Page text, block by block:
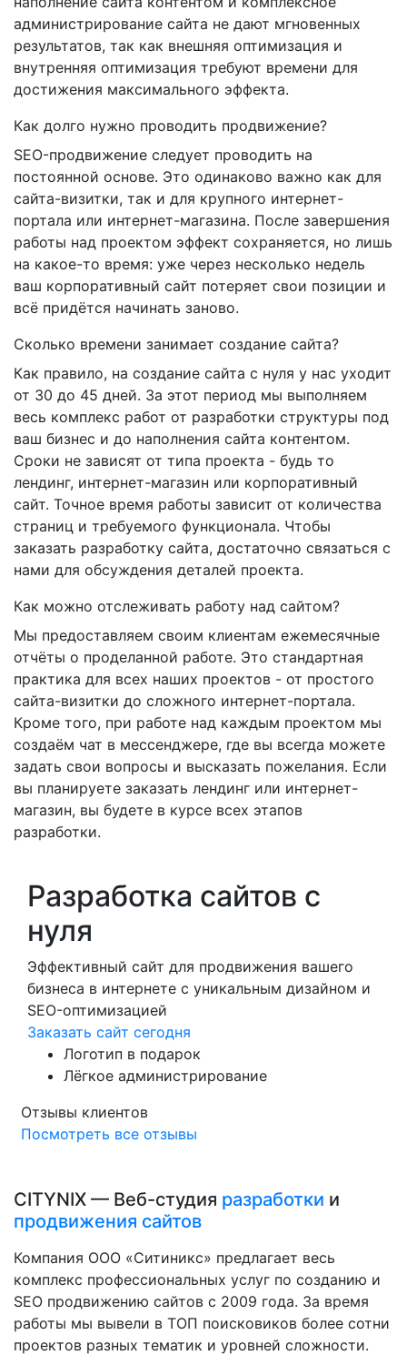
администрирование сайта не дают мгновенных
результатов, так как внешняя оптимизация и
внутренняя оптимизация требуют времени для
достижения максимального эффекта.
Как долго нужно проводить продвижение?
SEO-продвижение следует проводить на
постоянной основе. Это одинаково важно как для
сайта-визитки, так и для крупного интернет-
портала или интернет-магазина. После завершения
работы над проектом эффект сохраняется, но лишь
на какое-то время: уже через несколько недель
ваш корпоративный сайт потеряет свои позиции и
всё придётся начинать заново.
Сколько времени занимает создание сайта?
Как правило, на создание сайта с нуля у нас уходит
от 30 до 45 дней. За этот период мы выполняем
весь комплекс работ от разработки структуры под
ваш бизнес и до наполнения сайта контентом.
Сроки не зависят от типа проекта - будь то
лендинг, интернет-магазин или корпоративный
сайт. Точное время работы зависит от количества
страниц и требуемого функционала. Чтобы
заказать разработку сайта, достаточно связаться с
нами для обсуждения деталей проекта.
Как можно отслеживать работу над сайтом?
Мы предоставляем своим клиентам ежемесячные
отчёты о проделанной работе. Это стандартная
практика для всех наших проектов - от простого
сайта-визитки до сложного интернет-портала.
Кроме того, при работе над каждым проектом мы
создаём чат в мессенджере, где вы всегда можете
задать свои вопросы и высказать пожелания. Если
вы планируете заказать лендинг или интернет-
магазин, вы будете в курсе всех этапов
разработки.
Разработка сайтов с
нуля
Эффективный сайт для продвижения вашего
бизнеса в интернете с уникальным дизайном и
SEO-оптимизацией
Заказать сайт сегодня
Логотип в подарок
Лёгкое администрирование
Отзывы клиентов
Посмотреть все отзывы
CITYNIX — Веб-студия разработки и
продвижения сайтов
Компания ООО «Ситиникс» предлагает весь
комплекс профессиональных услуг по созданию и
SEO продвижению сайтов с 2009 года. За время
работы мы вывели в ТОП поисковиков более сотни
проектов разных тематик и уровней сложности.